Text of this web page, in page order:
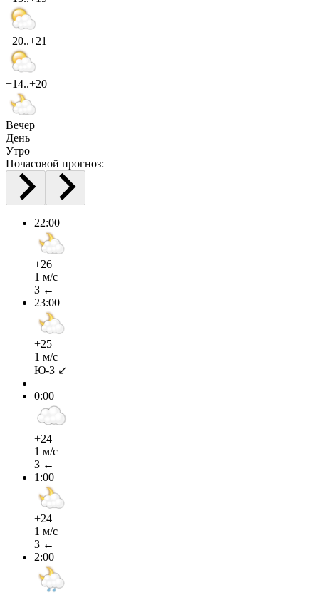
+20..+21
+14..+20
Вечер
День
Утро
Почасовой прогноз:
22:00
+26
1 м/с
З ←
23:00
+25
1 м/с
Ю-З ↙
0:00
+24
1 м/с
З ←
1:00
+24
1 м/с
З ←
2:00